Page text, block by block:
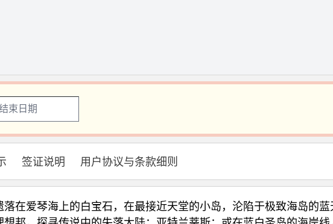
签证说明 用户协议与条款细则
落在爱琴海上的白宝石，在最接近天堂的小岛，沦陷于极致海岛的蓝